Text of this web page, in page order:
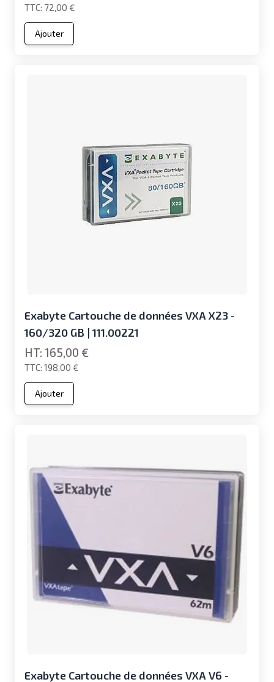
72,00 €
Ajouter
Exabyte Cartouche de données VXA X23 -
160/320 GB | 111.00221
198,00 €
165,00 €
Ajouter
Exabyte Cartouche de données VXA V6 -